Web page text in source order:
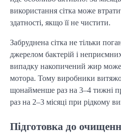
використання сітка може
здатності, якщо її не чистити.
Забруднена сітка не тільки
джерелом бактерій і
випадку накопичений жир може
мотора. Тому виробники
щонайменше раз на 3–4 тижні
раз на 2–3 місяці при рідкому
Підготовка до